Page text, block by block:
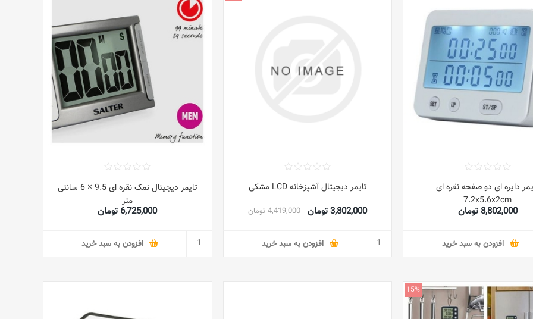
دایره ای دو صفحه نقره ای
7.2x5.6x2cm
8,802,000 تومان
افزودن به سبد خرید
تایمر دیجیتال آشپزخانه LCD مشکی
3,802,000 تومان 4,419,000 تومان
افزودن به سبد خرید
تایمر دیجیتال نمک نقره ای 9.5 × 6 سانتی
متر
6,725,000 تومان
افزودن به سبد خرید
15%